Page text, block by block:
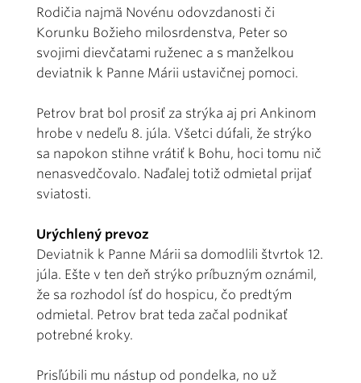
Rodičia najmä Novénu odovzdanosti či
Korunku Božieho milosrdenstva, Peter so
svojimi dievčatami ruženec a s manželkou
deviatnik k Panne Márii ustavičnej pomoci.
Petrov brat bol prosiť za strýka aj pri Ankinom
hrobe v nedeľu 8. júla. Všetci dúfali, že strýko
sa napokon stihne vrátiť k Bohu, hoci tomu nič
nenasvedčovalo. Naďalej totiž odmietal prijať
sviatosti.
Urýchlený prevoz
Deviatnik k Panne Márii sa domodlili štvrtok 12.
júla. Ešte v ten deň strýko príbuzným oznámil,
že sa rozhodol ísť do hospicu, čo predtým
odmietal. Petrov brat teda začal podnikať
potrebné kroky.
Prisľúbili mu nástup od pondelka, no už